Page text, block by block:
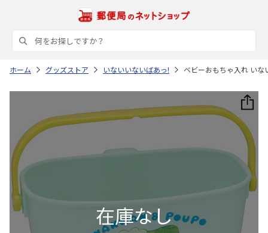
ホーム グッズストア いないいないばあっ! ベビーおもちゃ入れ いな